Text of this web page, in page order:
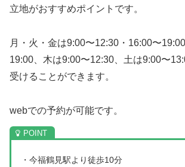
立地がおすすめポイントです。
月・火・金は9:00〜12:30・16:00〜
19:00、木は9:00〜12:30、土は9:00〜
受けることができます。
webでの予約が可能です。
・今福鶴見駅より徒歩10分